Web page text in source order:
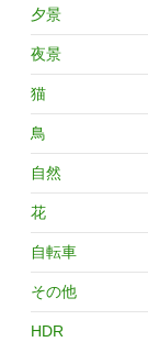
夕景
夜景
猫
鳥
自然
花
自転車
その他
HDR